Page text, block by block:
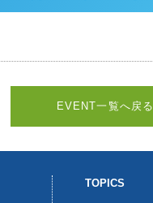
EVENT一覧へ戻る
TOPICS